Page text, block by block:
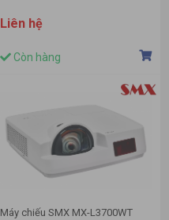
Liên hệ
Còn hàng
Máy chiếu SMX MX-L3700WT